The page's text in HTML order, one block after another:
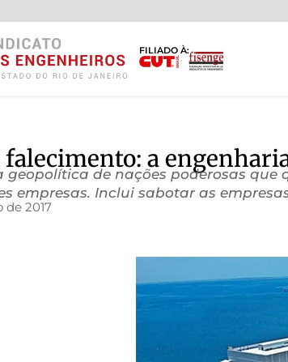
FILIADO À:
falecimento: a
geopolítica de nações poderosas
empresas. Inclui sabotar as
de 2017